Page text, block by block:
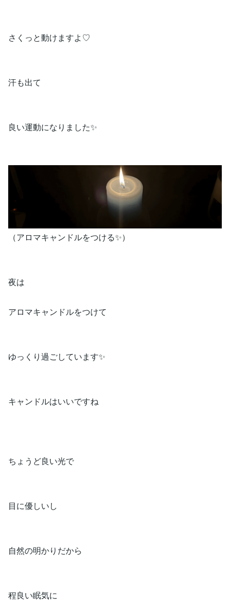
さくっと動けますよ♡
汗も出て
良い運動になりました✨
（アロマキャンドルをつける✨）
夜は
アロマキャンドルをつけて
ゆっくり過ごしています✨
キャンドルはいいですね
ちょうど良い光で
目に優しいし
自然の明かりだから
程良い眠気に